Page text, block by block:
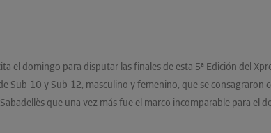
el domingo para disputar las finales de esta 5ª Edición del
Sub-10 y Sub-12, masculino y femenino, que se consagraron
que una vez más fue el marco incomparable para el